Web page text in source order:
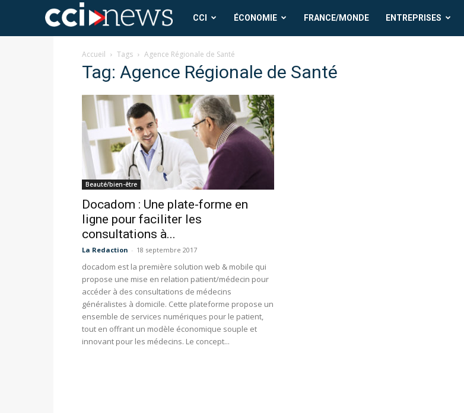
CCI
News
CCI ÉCONOMIE FRANCE/MONDE ENTREPRISES
Accueil Tags Agence Régionale de Santé
Tag: Agence Régionale de Santé
Beauté/bien-être
Docadom : Une plate-forme en
ligne pour faciliter les
consultations à...
La Redaction - 18 septembre 2017
docadom est la première solution web & mobile qui
propose une mise en relation patient/médecin pour
accéder à des consultations de médecins
généralistes à domicile. Cette plateforme propose un
ensemble de services numériques pour le patient,
tout en offrant un modèle économique souple et
innovant pour les médecins. Le concept...